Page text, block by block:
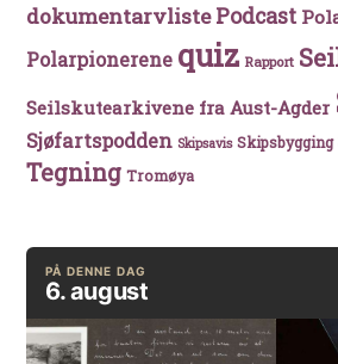
dokumentarvlistePodcast
Polarpionerene quiz Rapport
Seilskutearkivene fra Aust-Agder
Sjøfartspodden Skipsavis Skipsbygging
Tegning Tromøya